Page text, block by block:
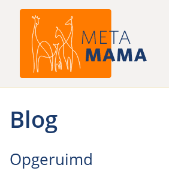
Blog
Opgeruimd